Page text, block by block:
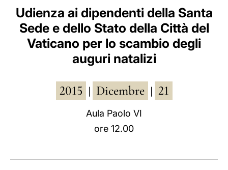
ESPAÑOL
DEUTSCH
POLSKI
中文
Udienza ai dipendenti della Santa
Sede e dello Stato della Città del
Vaticano per lo scambio degli
auguri natalizi
2015 Dicembre 21
Aula Paolo VI
ore 12.00